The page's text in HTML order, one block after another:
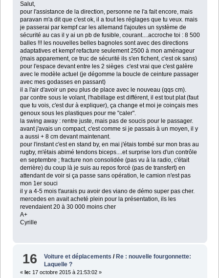
Salut,
pour l'assistance de la direction, personne ne l'a fait encore, mais
paravan m'a dit que c'est ok, il a tout les réglages que tu veux. mais
je passerai par kempf car les allemand t'ajoutes un système de
sécurité au cas il y ai un pb de fusible, courant....accroche toi : 8 500
balles !!! les nouvelles belles bagnoles sont avec des directions
adaptatives et kempf refacture seulement 2500 à mon aménageur
(mais apparement, ce truc de sécurité ils s'en fichent, c'est ok sans)
pour l'espace devant entre les 2 sièges c'est vrai que c'est galère
avec le modèle actuel (je dégomme la boucle de ceinture passager
avec mes godasses en passant)
il a l'air d'avoir un peu plus de place avec le nouveau (qqs cm).
par contre sous le volant, l'habillage est différent, il est tout plat (faut
que tu vois, c'est dur à expliquer), ça change et moi je coinçais mes
genoux sous les plastiques pour me "caler".
la swing away : rentre juste, mais pas de soucis pour le passager.
avant j'avais un compact, c'est comme si je passais à un moyen, il y
a aussi + 8 cm devant maintenant.
pour l'instant c'est en stand by, en mai j'étais tombé sur mon bras au
rugby, m'étais abimé tendons biceps....et surprise lors d'un contrôle
en septembre ; fracture non consolidée (pas vu à la radio, c'était
derrière) du coup là je suis au repos forcé (pas de transfert) en
attendant de voir si ça passe sans opération, le camion n'est pas
mon 1er souci
il y a 4-5 mois t'aurais pu avoir des viano de démo super pas cher.
mercedes en avait acheté plein pour la présentation, ils les
revendaient 20 à 30 000 moins cher
A+
Cyrille
16 Voiture et déplacements / Re : nouvelle fourgonnette:
Laquelle ?
« le: 17 octobre 2015 à 21:53:02 »